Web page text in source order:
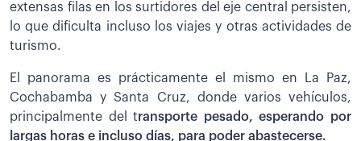
extensas filas en los surtidores del eje central persisten,
lo que dificulta incluso los viajes y otras actividades de
turismo.
El panorama es prácticamente el mismo en La Paz,
Cochabamba y Santa Cruz, donde varios vehículos,
principalmente del transporte pesado, esperando por
largas horas e incluso días, para poder abastecerse.